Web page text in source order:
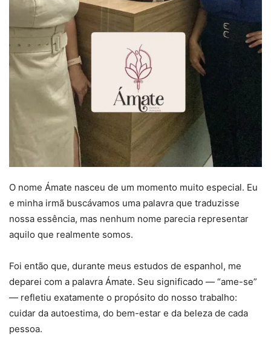
O nome Ámate nasceu de um momento muito especial. Eu
e minha irmã buscávamos uma palavra que traduzisse
nossa essência, mas nenhum nome parecia representar
aquilo que realmente somos.
Foi então que, durante meus estudos de espanhol, me
deparei com a palavra Ámate. Seu significado — “ame-se”
— refletiu exatamente o propósito do nosso trabalho:
cuidar da autoestima, do bem-estar e da beleza de cada
pessoa.